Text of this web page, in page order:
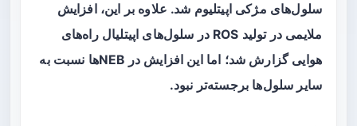
سلول‌های مژکی اپیتلیوم شد. علاوه بر این، افزایش
ملایمی در تولید ROS در سلول‌های اپیتلیال راه‌های
هوایی گزارش شد؛ اما این افزایش در NEBها نسبت به
سایر سلول‌ها برجسته‌تر نبود.